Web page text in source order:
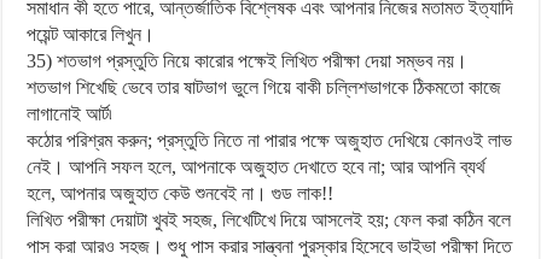
সমাধান কী হতে পারে, আন্তর্জাতিক বিশ্লেষক এবং আপনার নিজের মতামত ইত্যাদি
পয়েন্ট আকারে লিখুন।
35) শতভাগ প্রস্তুতি নিয়ে কারোর পক্ষেই লিখিত পরীক্ষা দেয়া সম্ভব নয়।
শতভাগ শিখেছি ভেবে তার ষাটভাগ ভুলে গিয়ে বাকী চল্লিশভাগকে ঠিকমতো কাজে
লাগানোই আর্ট৷
কঠোর পরিশ্রম করুন; প্রস্তুতি নিতে না পারার পক্ষে অজুহাত দেখিয়ে কোনওই লাভ
নেই। আপনি সফল হলে, আপনাকে অজুহাত দেখাতে হবে না; আর আপনি ব্যর্থ
হলে, আপনার অজুহাত কেউ শুনবেই না। গুড লাক!!
লিখিত পরীক্ষা দেয়াটা খুবই সহজ, লিখেটিখে দিয়ে আসলেই হয়; ফেল করা কঠিন বলে
পাস করা আরও সহজ। শুধু পাস করার সান্ত্বনা পুরস্কার হিসেবে ভাইভা পরীক্ষা দিতে